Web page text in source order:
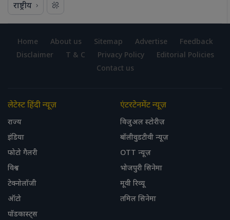
राष्ट्रीय
Home About us Sitemap Advertise
Feedback
Disclaimer
T & C Privacy Policy
Editorial Policies
Contact us
लेटेस्ट हिंदी न्यूज़
राज्य
इंडिया
फोटो गैलरी
विश्व
टेक्नोलॉजी
ऑटो
पॉडकास्ट्स
एंटरटेनमेंट न्यूज़
विजुअल स्टोरीज़
बॉलीवुडटीवी न्यूज़
OTT न्यूज़
भोजपुरी सिनेमा
मूवी रिव्यू
तमिल सिनेमा